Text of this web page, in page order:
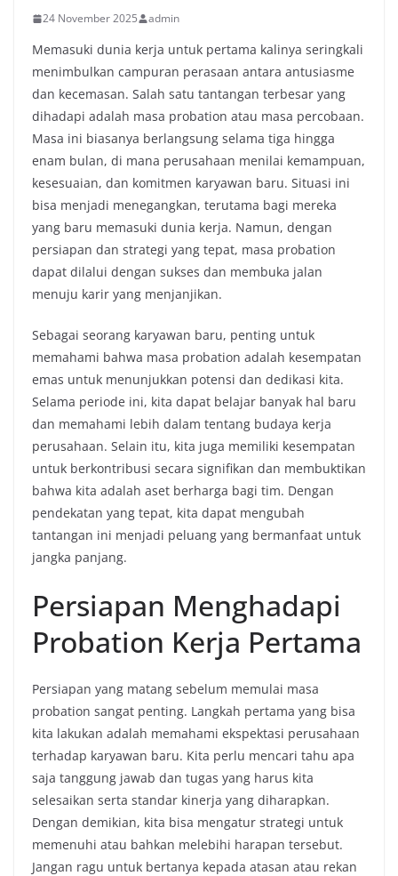
24 November 2025 admin
Memasuki dunia kerja untuk pertama kalinya seringkali
menimbulkan campuran perasaan antara antusiasme
dan kecemasan. Salah satu tantangan terbesar yang
dihadapi adalah masa probation atau masa percobaan.
Masa ini biasanya berlangsung selama tiga hingga
enam bulan, di mana perusahaan menilai kemampuan,
kesesuaian, dan komitmen karyawan baru. Situasi ini
bisa menjadi menegangkan, terutama bagi mereka
yang baru memasuki dunia kerja. Namun, dengan
persiapan dan strategi yang tepat, masa probation
dapat dilalui dengan sukses dan membuka jalan
menuju karir yang menjanjikan.
Sebagai seorang karyawan baru, penting untuk
memahami bahwa masa probation adalah kesempatan
emas untuk menunjukkan potensi dan dedikasi kita.
Selama periode ini, kita dapat belajar banyak hal baru
dan memahami lebih dalam tentang budaya kerja
perusahaan. Selain itu, kita juga memiliki kesempatan
untuk berkontribusi secara signifikan dan membuktikan
bahwa kita adalah aset berharga bagi tim. Dengan
pendekatan yang tepat, kita dapat mengubah
tantangan ini menjadi peluang yang bermanfaat untuk
jangka panjang.
Persiapan Menghadapi
Probation Kerja Pertama
Persiapan yang matang sebelum memulai masa
probation sangat penting. Langkah pertama yang bisa
kita lakukan adalah memahami ekspektasi perusahaan
terhadap karyawan baru. Kita perlu mencari tahu apa
saja tanggung jawab dan tugas yang harus kita
selesaikan serta standar kinerja yang diharapkan.
Dengan demikian, kita bisa mengatur strategi untuk
memenuhi atau bahkan melebihi harapan tersebut.
Jangan ragu untuk bertanya kepada atasan atau rekan